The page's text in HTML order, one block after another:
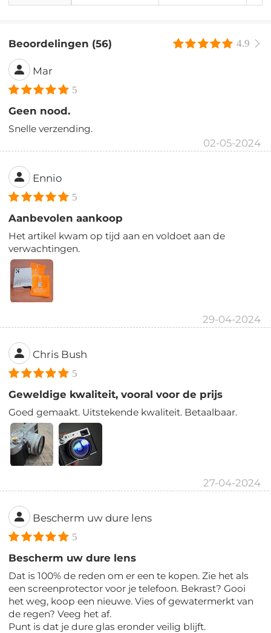
Beoordelingen (56) 4.9
Mar
5
Geen nood.
Snelle verzending.
02-05-2024
Ennio
5
Aanbevolen aankoop
Het artikel kwam op tijd aan en voldoet aan de
verwachtingen.
29-04-2024
Chris Bush
5
Geweldige kwaliteit, vooral voor de prijs
Goed gemaakt. Uitstekende kwaliteit. Betaalbaar.
27-04-2024
Bescherm uw dure lens
5
Bescherm uw dure lens
Dat is 100% de reden om er een te kopen. Zie het als
een screenprotector voor je telefoon. Bekrast? Gooi
het weg, koop een nieuwe. Vies of gewatermerkt van
de regen? Veeg het af.
Punt is dat je dure glas eronder veilig blijft.